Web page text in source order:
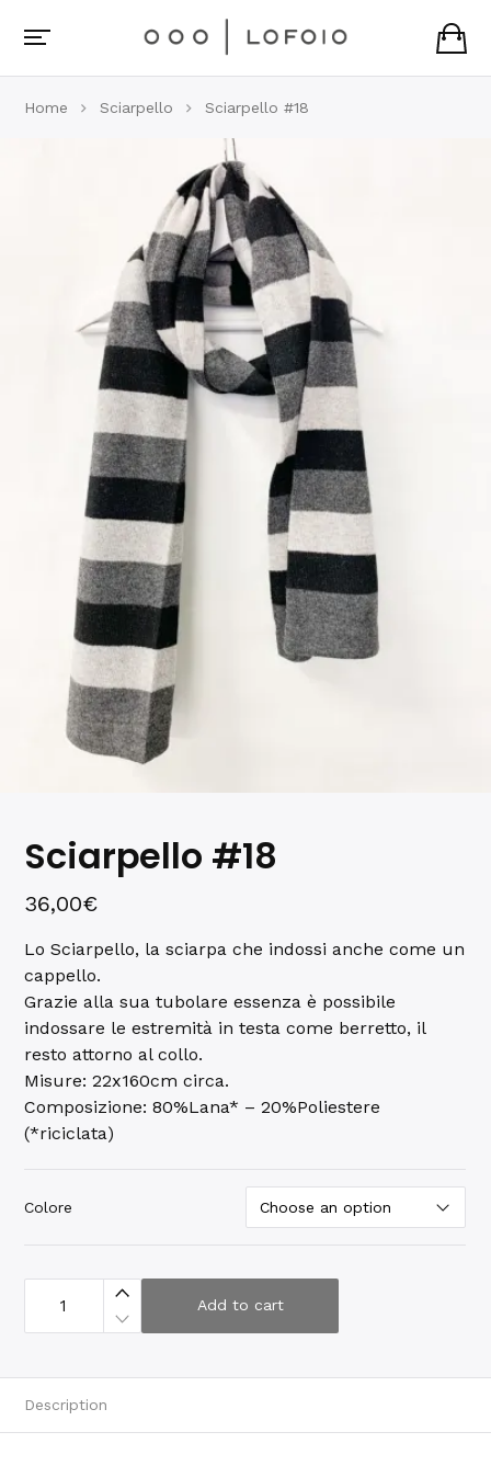
Home Sciarpello Sciarpello #18
Sciarpello #18
36,00€
Lo Sciarpello, la sciarpa che indossi anche come un
cappello.
Grazie alla sua tubolare essenza è possibile
indossare le estremità in testa come berretto, il
resto attorno al collo.
Misure: 22x160cm circa.
Composizione: 80%Lana* – 20%Poliestere
(*riciclata)
Colore
S
a
e
l
#
Add to cart
Description